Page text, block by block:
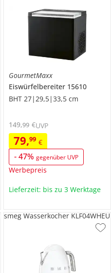
GourmetMaxx
Eiswürfelbereiter 15610
BHT 27|29,5|33,5 cm
79,99 €
-47% gegenüber UVP
Werbepreis
149,99 €UVP
Lieferzeit: bis zu 3 Werktage
smeg Wasserkocher KLF04WHEU